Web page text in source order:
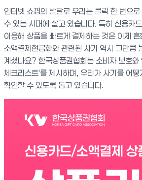
인터넷 쇼핑의 발달로 우리는 클릭 한 번으
수 있는 시대에 살고 있습니다. 특히 신용카
이용해 상품을 빠르게 결제하는 것은 이제
소액결제현금화와 관련된 사기 역시 그만큼
계셨나요? 한국상품권협회는 소비자 보호
체크리스트'를 제시하며, 우리가 사기를 어
확인할 수 있도록 돕고 있습니다.